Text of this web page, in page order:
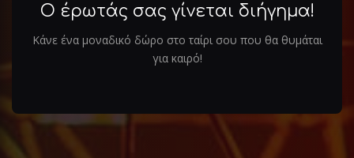
Ο έρωτάς σας γίνεται διήγημα!
Κάνε ένα μοναδικό δώρο στο ταίρι σου που θα θυμάται
για καιρό!